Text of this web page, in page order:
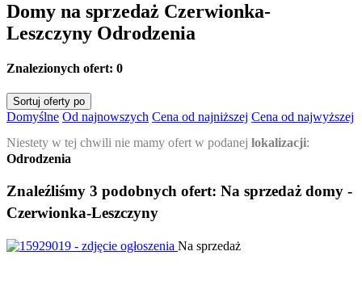
Domy na sprzedaż Czerwionka-
Leszczyny Odrodzenia
Znalezionych ofert: 0
Sortuj oferty po
Domyślne Od najnowszych Cena od najniższej Cena od najwyższej
Niestety w tej chwili nie mamy ofert w podanej lokalizacji:
Odrodzenia
Znaleźliśmy 3 podobnych ofert: Na sprzedaż domy -
Czerwionka-Leszczyny
Na sprzedaż